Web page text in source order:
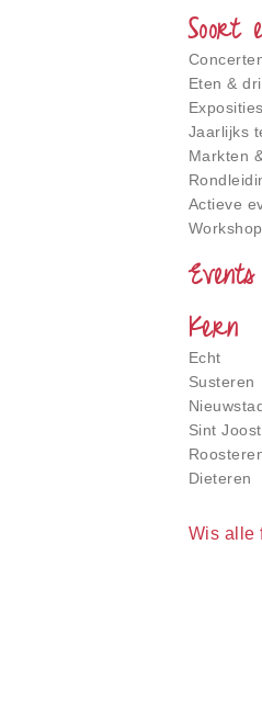
toegankelijkheidsmenu
Soort
Eten &
Jaarlijks
Markten
Actieve
Kern
Echt
Susteren
Sint Joost
Dieteren
Wis alle